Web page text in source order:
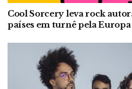
Cool Sorcery leva rock
países em turnê pela Europa